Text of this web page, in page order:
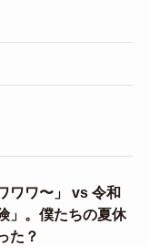
ワワ〜」 vs 令和
」。僕たちの夏休
た？